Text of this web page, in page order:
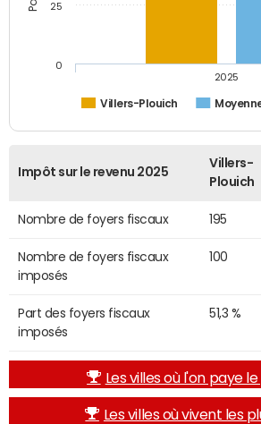
Villers-Plouich
2025
0
25
Impôt sur le revenu 2025
Villers-
Plouich
Nombre de foyers fiscaux 195
Nombre de foyers fiscaux
imposés
100
Part des foyers fiscaux
imposés
51,3 %
Les villes où l'on paye le
Les villes où vivent les